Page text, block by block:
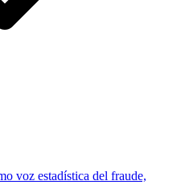
voz estadística del fraude,